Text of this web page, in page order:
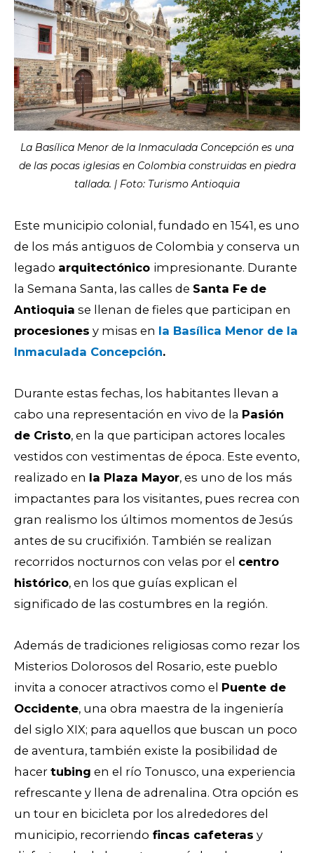
La Basílica Menor de la Inmaculada Concepción es una
de las pocas iglesias en Colombia construidas en piedra
tallada. | Foto: Turismo Antioquia
Este municipio colonial, fundado en 1541, es uno
de los más antiguos de Colombia y conserva un
legado arquitectónico impresionante. Durante
la Semana Santa, las calles de Santa Fe de
Antioquia se llenan de fieles que participan en
procesiones y misas en la Basílica Menor de la
Inmaculada Concepción.
Durante estas fechas, los habitantes llevan a
cabo una representación en vivo de la Pasión
de Cristo, en la que participan actores locales
vestidos con vestimentas de época. Este evento,
realizado en la Plaza Mayor, es uno de los más
impactantes para los visitantes, pues recrea con
gran realismo los últimos momentos de Jesús
antes de su crucifixión. También se realizan
recorridos nocturnos con velas por el centro
histórico, en los que guías explican el
significado de las costumbres en la región.
Además de tradiciones religiosas como rezar los
Misterios Dolorosos del Rosario, este pueblo
invita a conocer atractivos como el Puente de
Occidente, una obra maestra de la ingeniería
del siglo XIX; para aquellos que buscan un poco
de aventura, también existe la posibilidad de
hacer tubing en el río Tonusco, una experiencia
refrescante y llena de adrenalina. Otra opción es
un tour en bicicleta por los alrededores del
municipio, recorriendo fincas cafeteras y